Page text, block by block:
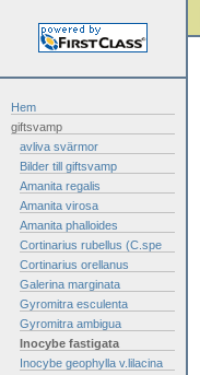
Hem
giftsvamp
avliva svärmor
Bilder till giftsvamp
Amanita regalis
Amanita virosa
Amanita phalloides
Cortinarius rubellus (C.spe
Cortinarius orellanus
Galerina marginata
Gyromitra esculenta
Gyromitra ambigua
Inocybe fastigata
Inocybe geophylla v.lilacina